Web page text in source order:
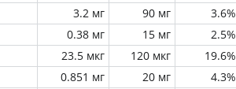
3.2 мг 90 мг 3.6%
0.38 мг 15 мг 2.5%
23.5 мкг 120 мкг 19.6%
0.851 мг 20 мг 4.3%